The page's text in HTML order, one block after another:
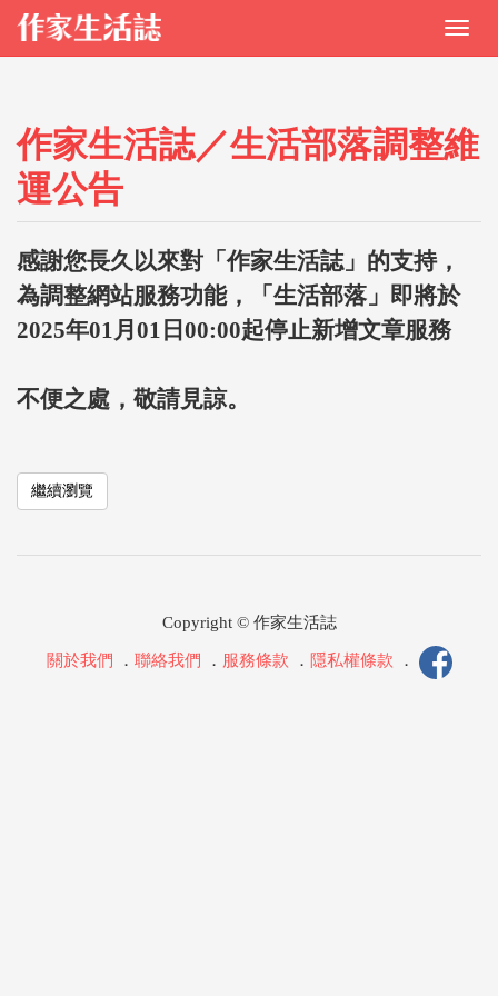
作家生活誌／生活部落調整維
運公告
感謝您長久以來對「作家生活誌」的支持，
為調整網站服務功能，「生活部落」即將於
2025年01月01日00:00起停止新增文章服務
不便之處，敬請見諒。
繼續瀏覽
Copyright © 作家生活誌
關於我們 ． 聯絡我們 ． 服務條款 ． 隱私權條款 ．